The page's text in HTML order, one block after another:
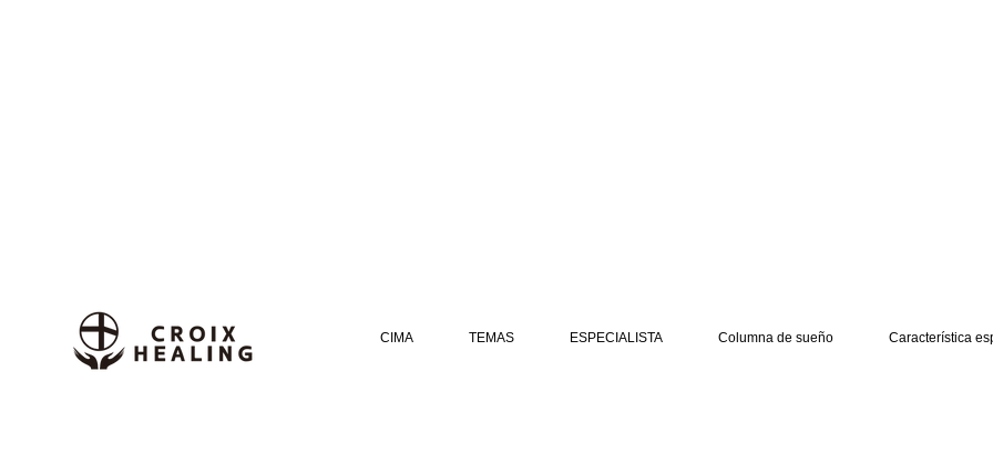
CIMA TEMAS ESPECIALISTA Columna de sueño Característica